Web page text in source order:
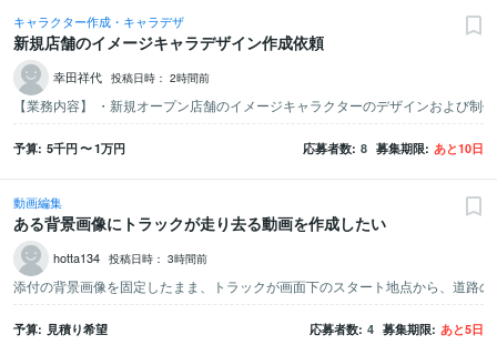
キャラクター作成・キャラデザ
新規店舗のイメージキャラデザイン作成依頼
幸田祥代 投稿日時： 2時間前
予算 5千円〜1万円 応募者数 8 募集期限 あと10日
動画編集
ある背景画像にトラックが走り去る動画を作成したい
hotta134 投稿日時： 3時間前
予算 見積り希望 応募者数 4 募集期限 あと5日